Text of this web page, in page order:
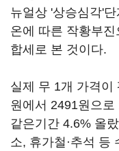
뉴얼상 '상승심각'
온에 따른 작황부
합세로 본 것이다.
실제 무 1개 가격이
원에서 2491원으
같은기간 4.6% 올
소, 휴가철·추석 등